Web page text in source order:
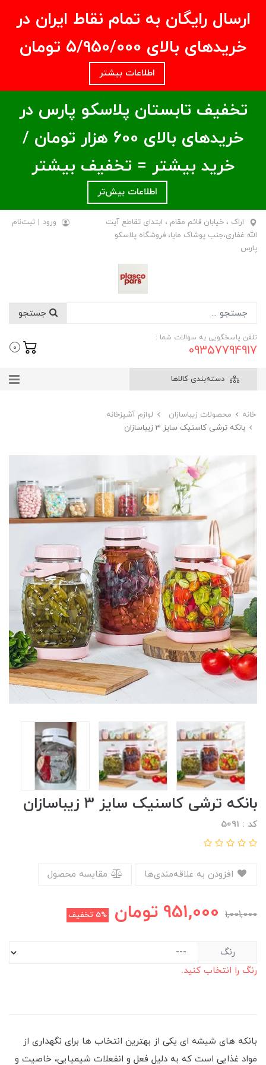
ارسال رایگان به تمام نقاط ایران در
خریدهای بالای ۵/950/000 تومان
اطلاعات بیشتر
تخفیف تابستان پلاسکو پارس در
خریدهای بالای ۶00 هزار تومان /
خرید بیشتر = تخفیف بیشتر
اطلاعات بیش‌تر
اراک ، خیابان قائم مقام ، ابتدای تقاطع آیت
الله غفاری،جنب پوشاک مایا، فروشگاه پلاسکو
پارس
ورود | ثبت‌نام
تلفن پاسخگویی به سوالات شما :
09357794917
0
دسته‌بندی کالاها
خانه محصولات زیباسازان
لوازم آشپزخانه
بانکه ترشی کاسنیک سایز 3 زیباسازان
بانکه ترشی کاسنیک سایز 3 زیباسازان
کد : 5091
مقایسه محصول
1,001,000
951,000 تومان 5% تخفیف
رنگ
رنگ را انتخاب کنید.
بانکه های شیشه ای یکی از بهترین انتخاب ها برای نگهداری از
مواد غذایی است که به دلیل فعل و انفعلات شیمیایی، خاصیت و